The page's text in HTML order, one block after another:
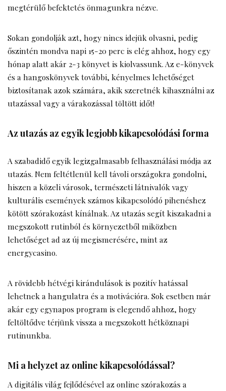
megtérülő befektetés önmagunkra nézve.
Sokan gondolják azt, hogy nincs idejük olvasni, pedig
őszintén mondva napi 15-20 perc is elég ahhoz, hogy egy
hónap alatt akár 2-3 könyvet is kiolvassunk. Az e-könyvek
és a hangoskönyvek további, kényelmes lehetőséget
biztosítanak azok számára, akik szeretnék kihasználni az
utazással vagy a várakozással töltött időt!
Az utazás az egyik legjobb kikapcsolódási forma
A szabadidő egyik legizgalmasabb felhasználási módja az
utazás. Nem feltétlenül kell távoli országokra gondolni,
hiszen a közeli városok, természeti látnivalók vagy
kulturális események számos kikapcsolódó pihenéshez
kötött szórakozást kínálnak. Az utazás segít kiszakadni a
megszokott rutinból és környezetből miközben
lehetőséget ad az új megismerésére, mint az
energycasino.
A rövidebb hétvégi kirándulások is pozitív hatással
lehetnek a hangulatra és a motivációra. Sok esetben már
akár egy egynapos program is elegendő ahhoz, hogy
feltöltődve térjünk vissza a megszokott hétköznapi
rutinunkba.
Mi a helyzet az online kikapcsolódással?
A digitális világ fejlődésével az online szórakozás a